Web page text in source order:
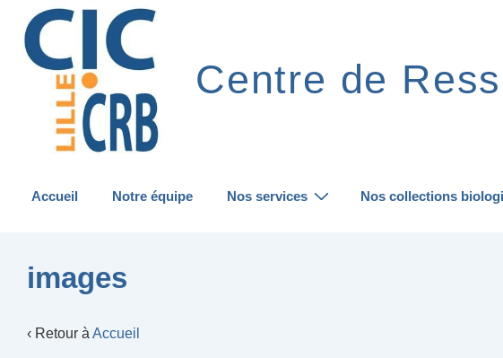
passer
Centre de
Navigation
Accueil Notre équipe Nos services Nos collections
images
‹ Retour à Accueil